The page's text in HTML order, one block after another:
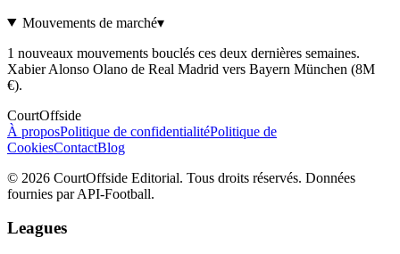
Mouvements de marché▾
1 nouveaux mouvements bouclés ces deux dernières semaines.
Xabier Alonso Olano de Real Madrid vers Bayern München (8M
€).
CourtOffside
À proposPolitique de confidentialitéPolitique de
CookiesContactBlog
© 2026 CourtOffside Editorial. Tous droits réservés. Données
fournies par API-Football.
Leagues